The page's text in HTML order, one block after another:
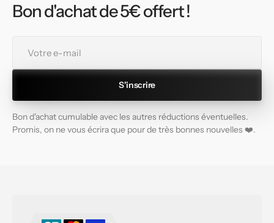
Bon d'achat de 5€ offert !
mail
S'inscrire
Bon d'achat cumulable avec les autres réductions éventuelles.
Promis, on ne vous écrira que pour de très bonnes nouvelles ❤️.